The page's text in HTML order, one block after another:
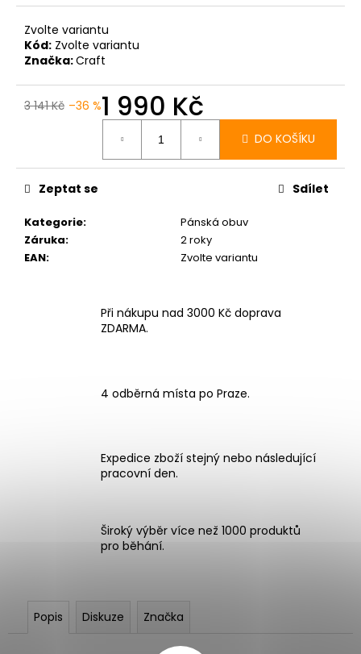
Zvolte variantu
Kód: Zvolte variantu
Značka:Craft
3 141 Kč –36 %1 990 Kč
DO KOŠÍKU
Kategorie:
Pánská obuv
Záruka:
2 roky
EAN: Zvolte variantu
Zeptat se Sdílet
Při nákupu nad 3000 Kč doprava
ZDARMA.
4 odběrná místa po Praze.
Expedice zboží stejný nebo následující
pracovní den.
Široký výběr více než 1000 produktů
pro běhání.
Popis Diskuze Značka